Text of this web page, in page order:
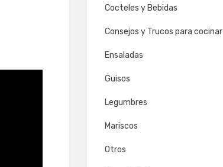
Cocteles y Bebidas
Consejos y Trucos para cocinar
Ensaladas
Guisos
Legumbres
Mariscos
Otros